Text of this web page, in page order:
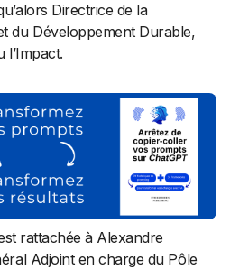
Directrice de la
du Développement Durable,
l’Impact.
rattachée à Alexandre
Adjoint en charge du Pôle